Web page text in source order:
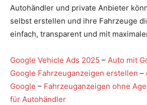
Autohändler und private Anbieter
selbst erstellen und ihre Fahrzeuge
einfach, transparent und mit
Google Vehicle Ads 2025 – Auto mit
Google Fahrzeuganzeigen erstellen –
Google – Fahrzeuganzeigen ohne
für Autohändler